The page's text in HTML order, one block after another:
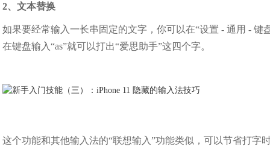
2、文本替换
如果要经常输入一长串固定的文字，你可以在“设置 - 通用 - 键
在键盘输入“as”就可以打出“爱思助手”这四个字。
这个功能和其他输入法的“联想输入”功能类似，可以节省打字